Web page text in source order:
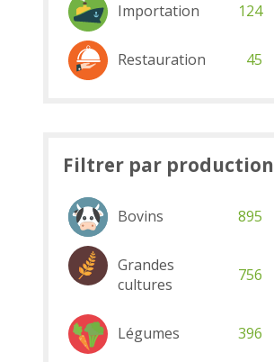
Importation 124
Restauration 45
Filtrer par production
Bovins 895
Grandes
cultures
756
Légumes 396